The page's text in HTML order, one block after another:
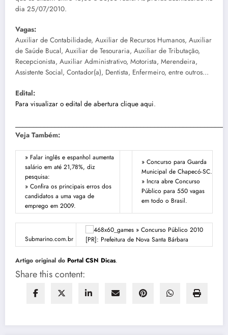
dia 25/07/2010.
Vagas:
Auxiliar de Contabilidade, Auxiliar de Recursos Humanos, Auxiliar
de Saúde Bucal, Auxiliar de Tesouraria, Auxiliar de Tributação,
Recepcionista, Auxiliar Administrativo, Motorista, Merendeira,
Assistente Social, Contador(a), Dentista, Enfermeiro, entre outros…
Edital:
Para visualizar o edital de abertura clique aqui.
Veja Também:
» Falar inglês e espanhol aumenta
salário em até 21,78%, diz
pesquisa:
» Confira os principais erros dos
candidatos a uma vaga de
emprego em 2009.
» Concurso para Guarda
Municipal de Chapecó-SC.
» Incra abre Concurso
Público para 550 vagas
em todo o Brasil.
Submarino.com.br
Artigo original do Portal CSN Dicas.
Share this content: